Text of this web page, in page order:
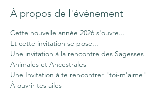
À propos de l'événement
Cette nouvelle année 2026 s'ouvre...
Et cette invitation se pose...
Une invitation à la rencontre des Sagesses
Animales et Ancestrales
Une Invitation à te rencontrer "toi-m'aime"
À ouvrir tes ailes